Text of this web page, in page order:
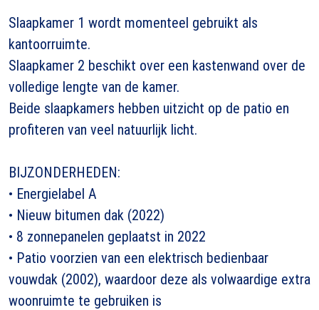
Slaapkamer 1 wordt momenteel gebruikt als
kantoorruimte.
Slaapkamer 2 beschikt over een kastenwand over de
volledige lengte van de kamer.
Beide slaapkamers hebben uitzicht op de patio en
profiteren van veel natuurlijk licht.
BIJZONDERHEDEN:
• Energielabel A
• Nieuw bitumen dak (2022)
• 8 zonnepanelen geplaatst in 2022
• Patio voorzien van een elektrisch bedienbaar
vouwdak (2002), waardoor deze als volwaardige extra
woonruimte te gebruiken is